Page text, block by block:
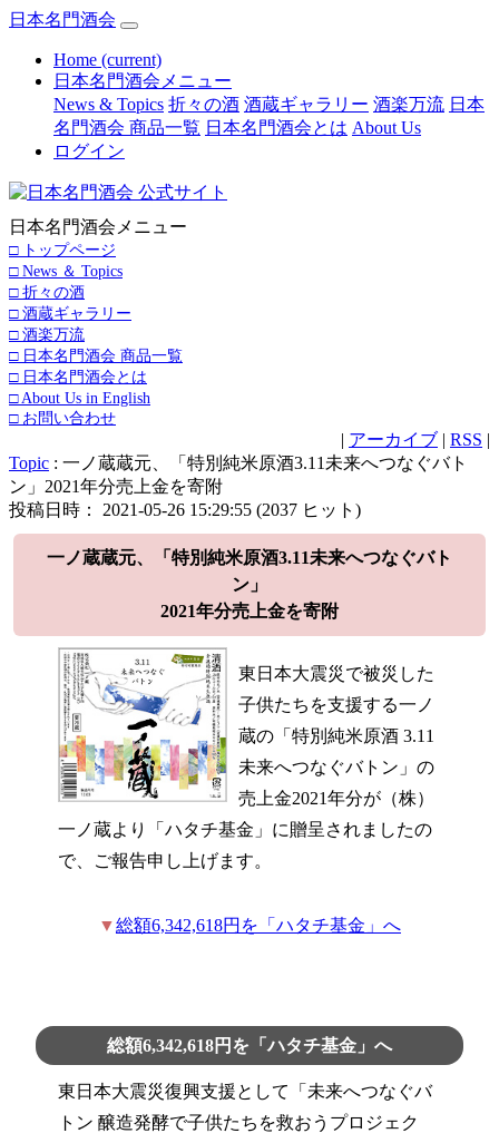
日本名門酒会
Home (current)
日本名門酒会メニュー
News & Topics 折々の酒 酒蔵ギャラリー 酒楽万流 日本
名門酒会 商品一覧 日本名門酒会とは About Us
ログイン
日本名門酒会メニュー
□ トップページ
□ News ＆ Topics
□ 折々の酒
□ 酒蔵ギャラリー
□ 酒楽万流
□ 日本名門酒会 商品一覧
□ 日本名門酒会とは
□ About Us in English
□ お問い合わせ
| アーカイブ | RSS |
Topic : 一ノ蔵蔵元、「特別純米原酒3.11未来へつなぐバト
ン」2021年分売上金を寄附
投稿日時： 2021-05-26 15:29:55 (2037 ヒット )
一ノ蔵蔵元、「特別純米原酒3.11未来へつなぐバト
ン」
2021年分売上金を寄附
東日本大震災で被災した
子供たちを支援する一ノ
蔵の「特別純米原酒 3.11
未来へつなぐバトン」の
売上金2021年分が（株）
一ノ蔵より「ハタチ基金」に贈呈されましたの
で、ご報告申し上げます。
▼総額6,342,618円を「ハタチ基金」へ
総額6,342,618円を「ハタチ基金」へ
東日本大震災復興支援として「未来へつなぐバ
トン 醸造発酵で子供たちを救おうプロジェク